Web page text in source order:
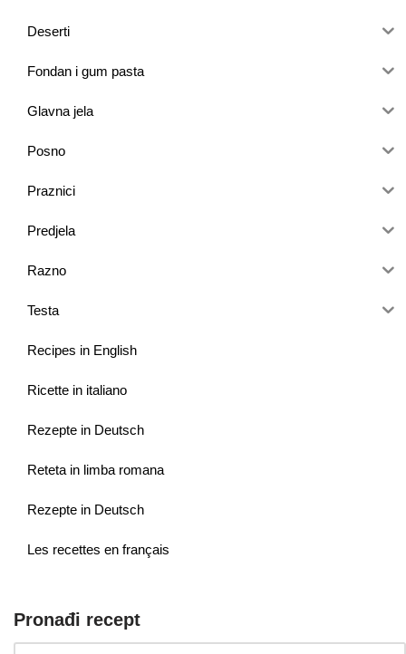
Deserti
Fondan i gum pasta
Glavna jela
Posno
Praznici
Predjela
Razno
Testa
Recipes in English
Ricette in italiano
Rezepte in Deutsch
Reteta in limba romana
Rezepte in Deutsch
Les recettes en français
Pronađi recept